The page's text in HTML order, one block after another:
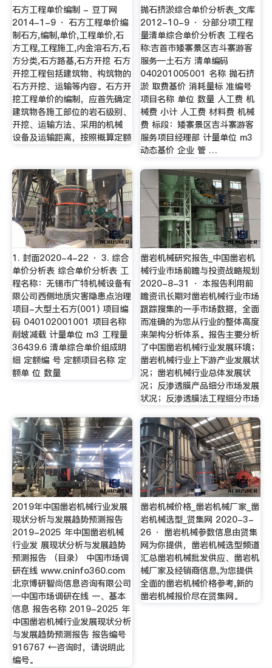
石方工程单价编制 - 豆丁网
2014-1-9 · 石方工程单价编
制石方,编制,单价,工程单价,石
方工程,工程施工,内金溶石方,石
方分类,石方路基,石方开挖 石方
开挖工程包括建筑物、构筑物的
石方开挖、运输等内容。石方开
挖工程单价的编制，应首先确定
建筑物各施工部位的岩石级别、
开挖、运输方法、采用的机械
设备及运输距离，按照概算定额
抛石挤淤综合单价分析表_文库
2012-10-9 · 分部分项工程
量清单综合单价分析表 工程名
称:吉首市矮寨景区吉斗寨游客
服务—土石方 清单编码
040201005001 名称 抛石挤
淤 取费基价 消耗量标 准编号
项目名称 单位 数量 人工费 机
械费 小计 人工费 材料费 机械
费 标段：矮寨景区吉斗寨游客
服务项目经理部 计量单位 m3
动态基价 企业 管 …
1. 封面2020-4-22 · 3. 综合
单价分析表 综合单价分析表 工
程名称：无锡市广特机械设备有
限公司西侧地质灾害隐患点治理
项目-大型土石方(001) 项目编
码 040102001001 项目名称
削坡减载 计量单位 m3 工程量
36439.6 清单综合单价组成明
细 定额编 号 定额项目名称 定
额单 位 数量
凿岩机械研究报告_中国凿岩机
械行业市场前瞻与投资战略规划
2020-8-31 · 本报告利用前
瞻资讯长期对凿岩机械行业市场
跟踪搜集的一手市场数据，全面
而准确的为您从行业的整体高度
来架构分析体系。报告主要分析
了中国凿岩机械行业发展环境；
凿岩机械行业上下游产业发展状
况；凿岩机械行业总体发展状
况；反渗透膜产品细分市场发展
状况；反渗透膜法工程细分市场
2019年中国凿岩机械行业发展
现状分析与发展趋势预测报告
2019-2025 年中国凿岩机械
行业发 展现状分析与发展趋势
预测报告 （目录） 中国市场调
研在线 www.cninfo360.com
北京博研智尚信息咨询有限公司
—中国市场调研在线 一、基本
信息 报告名称 2019-2025 年
中国凿岩机械行业发展现状分析
与发展趋势预测报告 报告编号
916767 ←咨询时，请说明此
编号。
凿岩机械价格_凿岩机械厂家_凿
岩机械选型_贤集网 2020-3-
26 · 凿岩机械参数信息由贤集
网为你提供，凿岩机械选型频道
汇总凿岩机械批发供应、凿岩机
械厂家及经销商信息,为您提供
全面的凿岩机械价格参考,新的
凿岩机械报价尽在贤集网。